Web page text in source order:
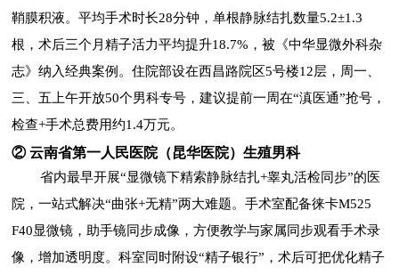
鞘膜积液。平均手术时长28分钟，单根静脉结扎数量5.2±1.3
根，术后三个月精子活力平均提升18.7%，被《中华显微外科杂
志》纳入经典案例。住院部设在西昌路院区5号楼12层，周一、
三、五上午开放50个男科专号，建议提前一周在“滇医通”抢号，
检查+手术总费用约1.4万元。
② 云南省第一人民医院（昆华医院）生殖男科
省内最早开展“显微镜下精索静脉结扎+睾丸活检同步”的医
院，一站式解决“曲张+无精”两大难题。手术室配备徕卡M525
F40显微镜，助手镜同步成像，方便教学与家属同步观看手术录
像，增加透明度。科室同时附设“精子银行”，术后可把优化精子